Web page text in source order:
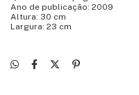
Ano de publicação: 2009
Altura: 30 cm
Largura: 23 cm